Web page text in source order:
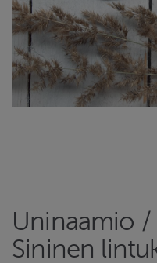
Uninaamio /
Sininen